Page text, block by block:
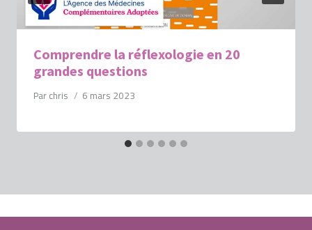
Comprendre la réflexologie en 20
grandes questions
Par chris 6 mars 2023